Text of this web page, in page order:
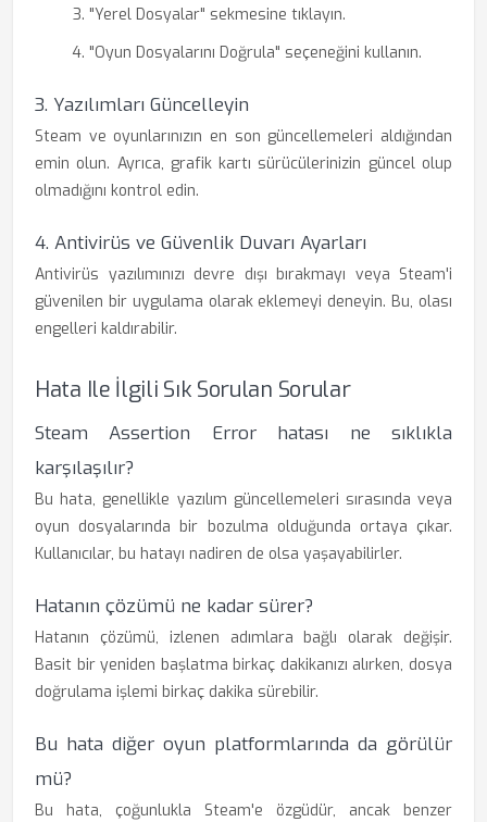
"Yerel Dosyalar" sekmesine tıklayın.
"Oyun Dosyalarını Doğrula" seçeneğini kullanın.
3. Yazılımları Güncelleyin
Steam ve oyunlarınızın en son güncellemeleri aldığından
emin olun. Ayrıca, grafik kartı sürücülerinizin güncel olup
olmadığını kontrol edin.
4. Antivirüs ve Güvenlik Duvarı Ayarları
Antivirüs yazılımınızı devre dışı bırakmayı veya Steam'i
güvenilen bir uygulama olarak eklemeyi deneyin. Bu, olası
engelleri kaldırabilir.
Hata Ile İlgili Sık Sorulan Sorular
Steam Assertion Error hatası ne sıklıkla
karşılaşılır?
Bu hata, genellikle yazılım güncellemeleri sırasında veya
oyun dosyalarında bir bozulma olduğunda ortaya çıkar.
Kullanıcılar, bu hatayı nadiren de olsa yaşayabilirler.
Hatanın çözümü ne kadar sürer?
Hatanın çözümü, izlenen adımlara bağlı olarak değişir.
Basit bir yeniden başlatma birkaç dakikanızı alırken, dosya
doğrulama işlemi birkaç dakika sürebilir.
Bu hata diğer oyun platformlarında da görülür
mü?
Bu hata, çoğunlukla Steam'e özgüdür, ancak benzer